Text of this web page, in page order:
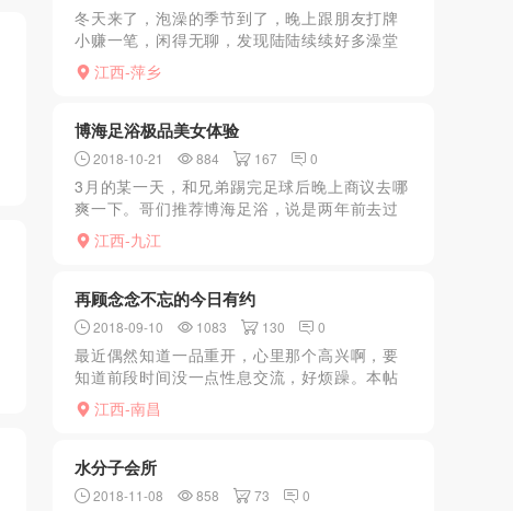
冬天来了，泡澡的季节到了，晚上跟朋友打牌
小赚一笔，闲得无聊，发现陆陆续续好多澡堂
都开业了，便来到东门的小东方洗浴，打算洗
个澡放松放松。一到前台，直接问我洗澡还是
江西-萍乡
博海足浴极品美女体验
2018-10-21 884 167 0
3月的某一天，和兄弟踢完足球后晚上商议去哪
爽一下。哥们推荐博海足浴，说是两年前去过
几次，有个96年的妹子，嫩，水多。听得我心
里痒痒的，果断驱车赶赴。刚到门口看里面做
江西-九江
再顾念念不忘的今日有约
2018-09-10 1083 130 0
最近偶然知道一品重开，心里那个高兴啊，要
知道前段时间没一点性息交流，好烦躁。本帖
也算是纪念一品重开吧。
江西-南昌
水分子会所
2018-11-08 858 73 0